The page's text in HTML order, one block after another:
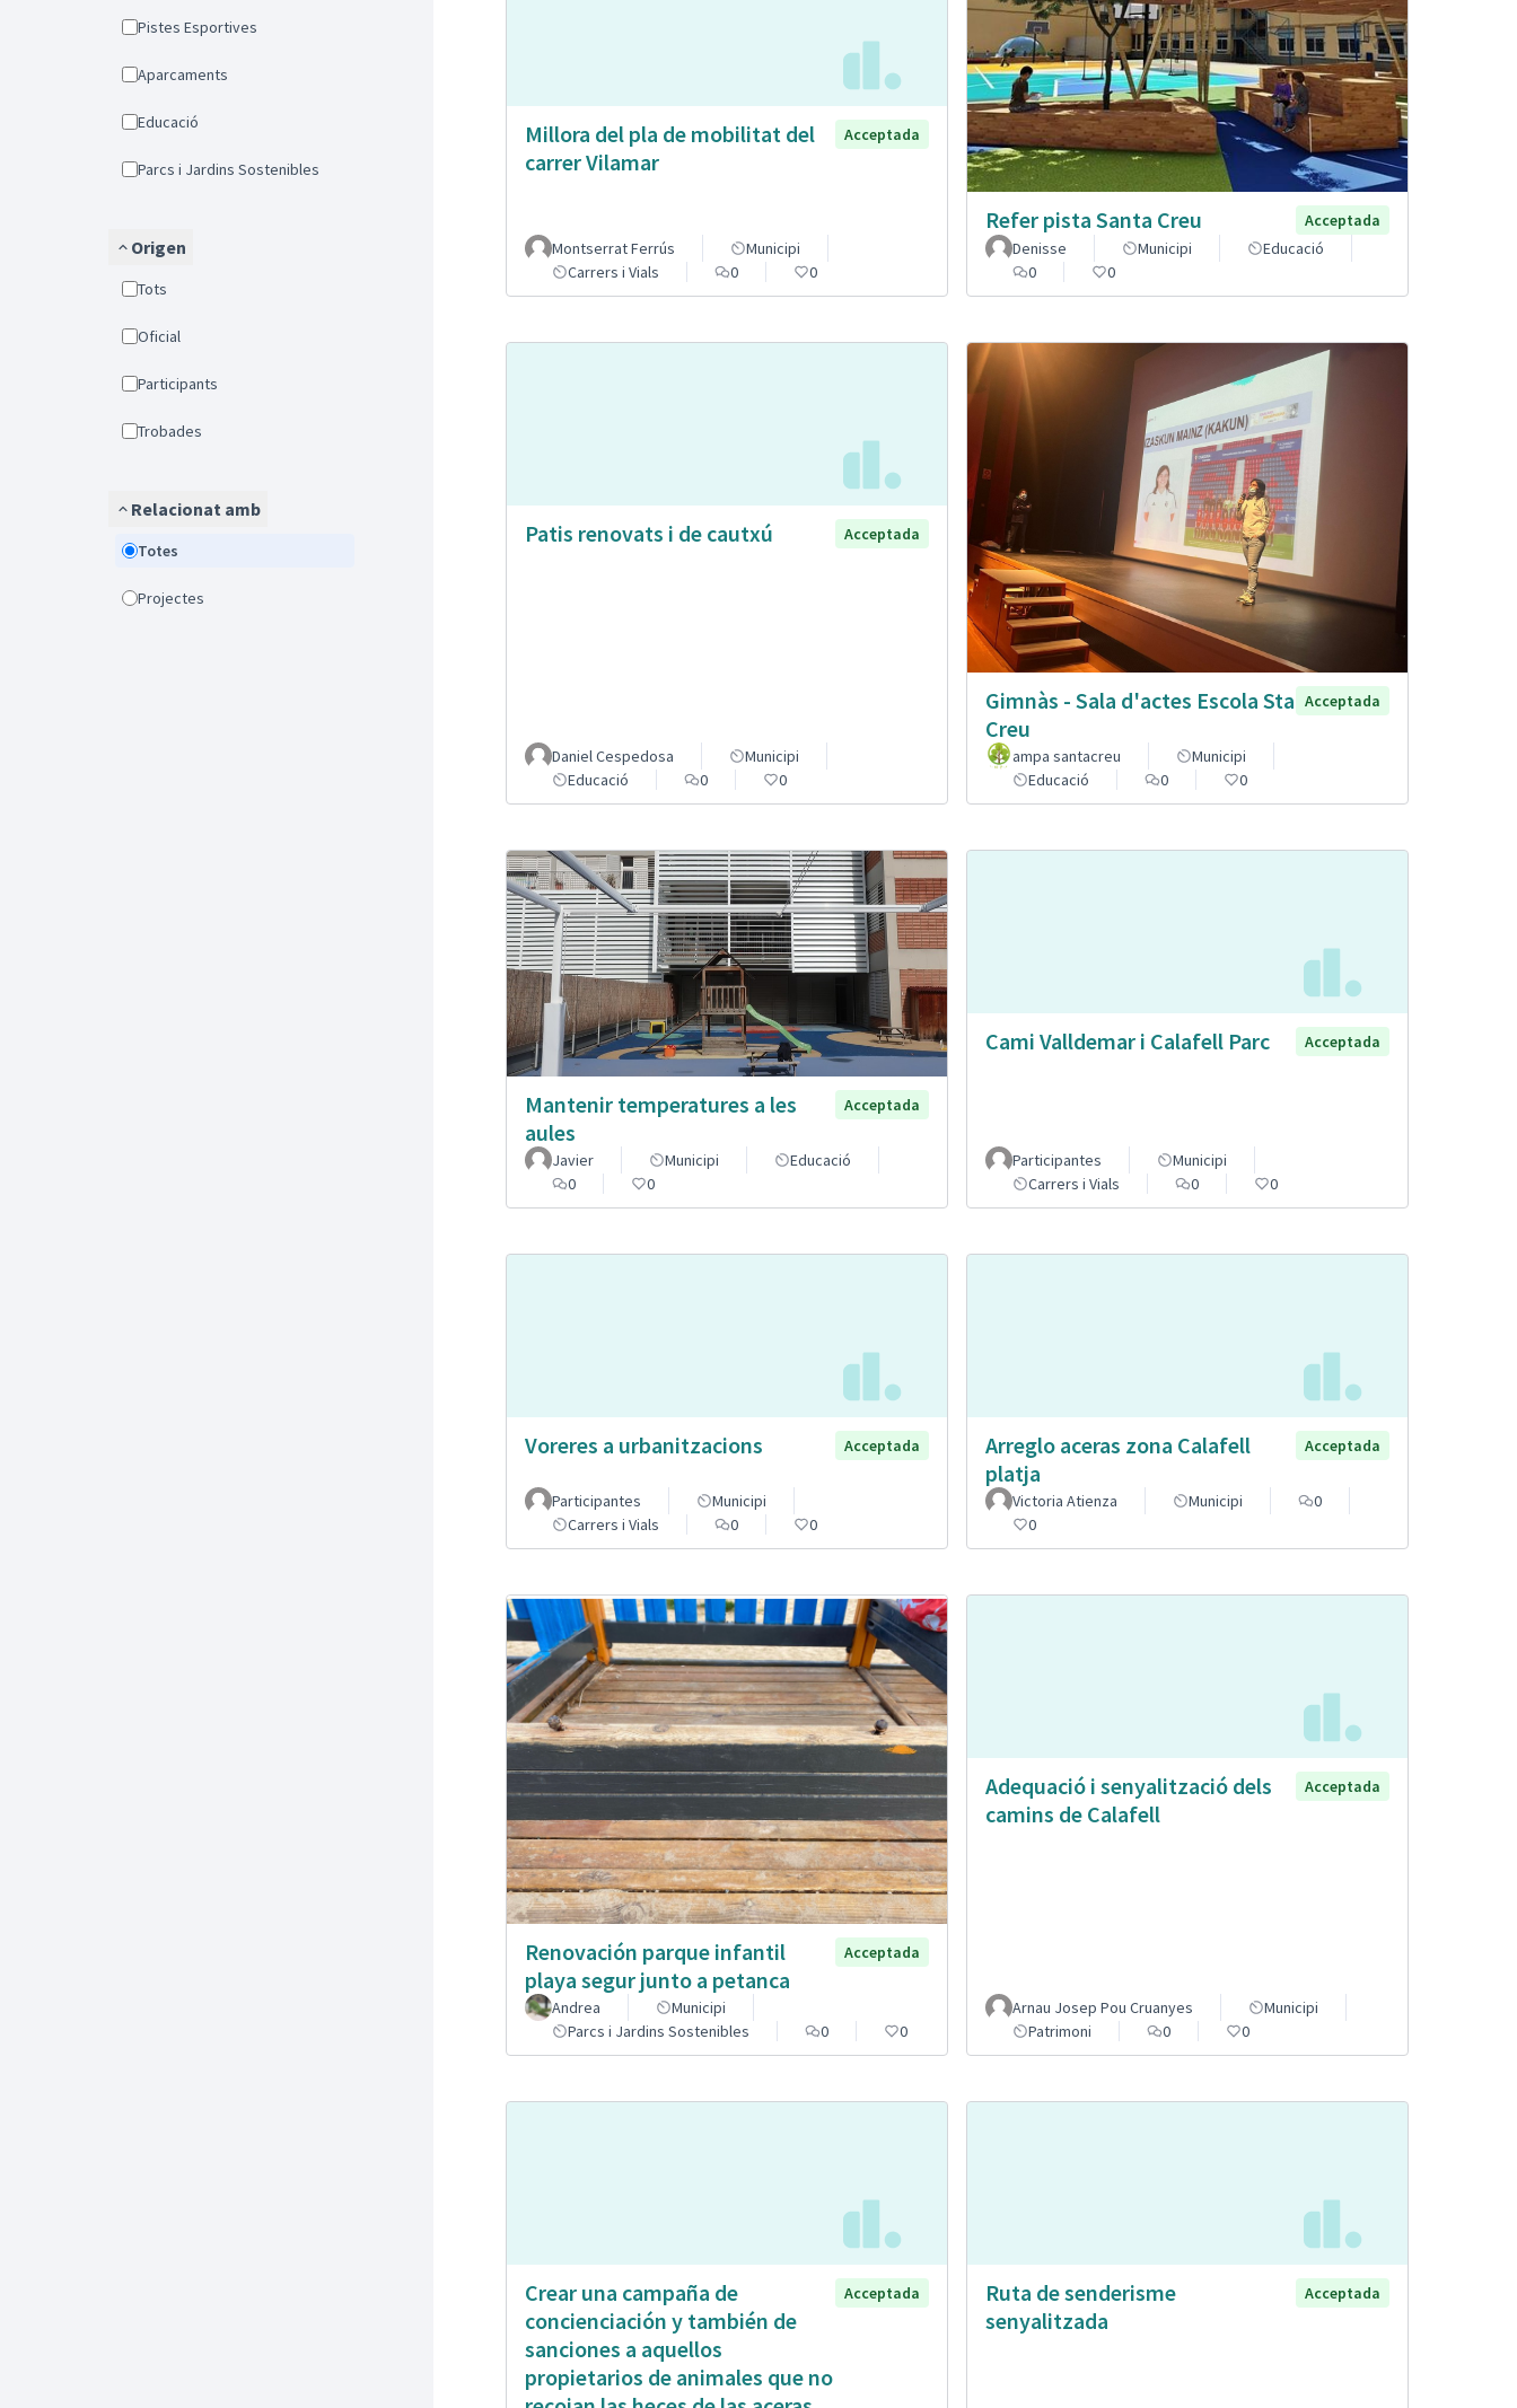
Pistes Esportives
Aparcaments
Educació
Parcs i Jardins Sostenibles
Origen
Tots
Oficial
Participants
Trobades
Relacionat amb
Totes
Projectes
Millora del pla de mobilitat del
carrer Vilamar
Acceptada
Montserrat Ferrús
Municipi
Carrers i Vials
0 0
Refer pista Santa Creu
Acceptada
Denisse
Municipi
Educació
0
0
Patis renovats i de cautxú Acceptada
Daniel Cespedosa
Municipi
Educació
0 0
Gimnàs - Sala d'actes Escola Sta
Creu
Acceptada
ampa santacreu
Municipi
Educació
0 0
Mantenir temperatures a les
aules
Acceptada
Javier Municipi
Educació
0
0
Cami Valldemar i Calafell Parc Acceptada
Participantes
Municipi
Carrers i Vials
0 0
Voreres a urbanitzacions Acceptada
Participantes
Municipi
Carrers i Vials
0 0
Arreglo aceras zona Calafell
platja
Acceptada
Victoria Atienza Municipi
0
0
Renovación parque infantil
playa segur junto a petanca
Acceptada
Andrea
Municipi
Parcs i Jardins Sostenibles
0 0
Adequació i senyalització dels
camins de Calafell
Acceptada
Arnau Josep Pou Cruanyes
Municipi
Patrimoni
0 0
Crear una campaña de
concienciación y también de
sanciones a aquellos
propietarios de animales que no
Acceptada
Ruta de senderisme
senyalitzada
Acceptada